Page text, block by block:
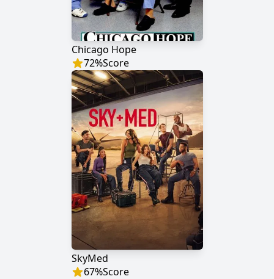
Chicago Hope
72%Score
SkyMed
67%Score